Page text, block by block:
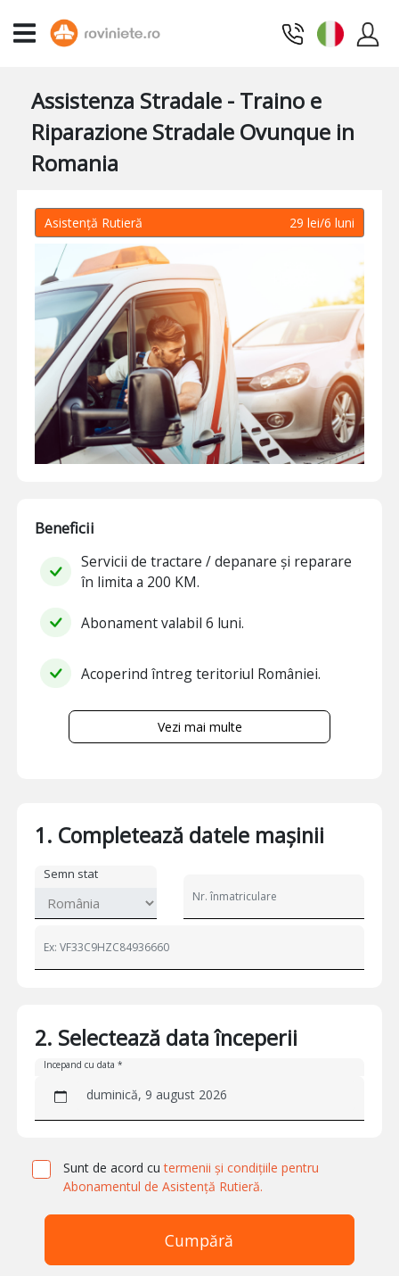
Assistenza Stradale - Traino e
Riparazione Stradale Ovunque in
Romania
Asistență Rutieră 29 lei/6 luni
Beneficii
Servicii de tractare / depanare și reparare
în limita a 200 KM.
Abonament valabil 6 luni.
Acoperind întreg teritoriul României.
Vezi mai multe
1. Completează datele mașinii
Semn stat
2. Selectează data începerii
Incepand cu data *
duminică, 9 august 2026
Sunt de acord cutermenii și condițiile pentru
Abonamentul de Asistență Rutieră.
Cumpără